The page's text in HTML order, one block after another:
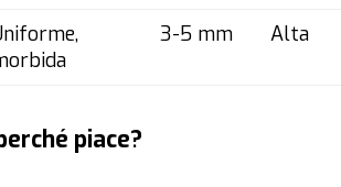
3-5 mm Alta
piace?